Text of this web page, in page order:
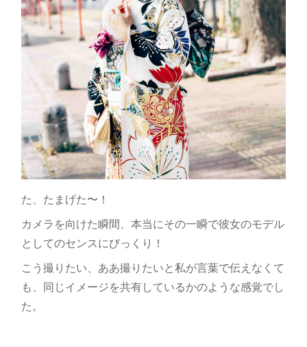
た、たまげた〜！
カメラを向けた瞬間、本当にその一瞬で彼女のモデル
としてのセンスにびっくり！
こう撮りたい、ああ撮りたいと私が言葉で伝えなくて
も、同じイメージを共有しているかのような感覚でし
た。